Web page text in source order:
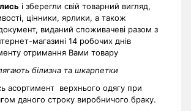
і зберегли свій товарний вигляд,
цінники, ярлики, а також
виданий споживачеві разом з
магазині 14 робочих днів
отримання Вами товару
білизна та шкарпетки
асортимент верхнього одягу при
даного строку виробничого браку.